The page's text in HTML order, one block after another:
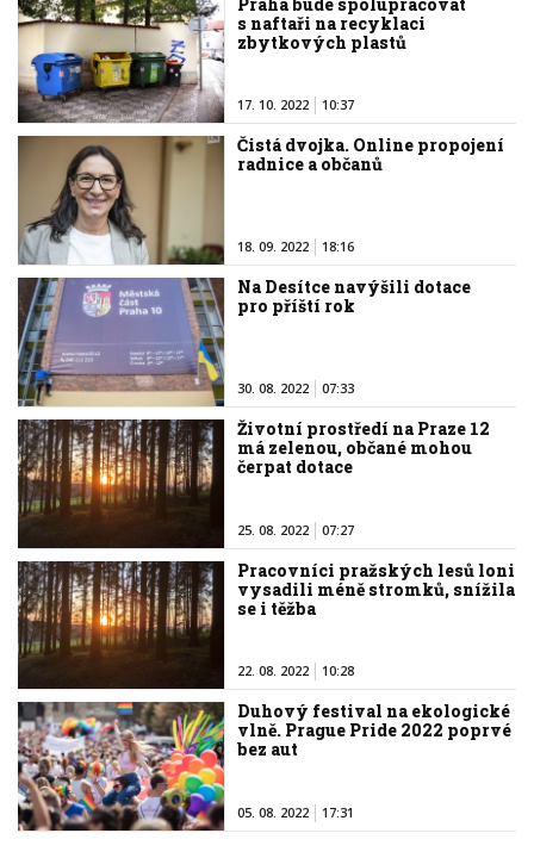
s naftaři na recyklaci
zbytkových plastů
17. 10. 2022 10:37
Čistá dvojka. Online propojení
radnice a občanů
18. 09. 2022 18:16
Na Desítce navýšili dotace
pro příští rok
30. 08. 2022 07:33
Životní prostředí na Praze 12
má zelenou, občané mohou
čerpat dotace
25. 08. 2022 07:27
Pracovníci pražských lesů loni
vysadili méně stromků, snížila
se i těžba
22. 08. 2022 10:28
Duhový festival na ekologické
vlně. Prague Pride 2022 poprvé
bez aut
05. 08. 2022 17:31